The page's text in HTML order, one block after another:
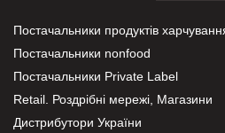
Постачальники продуктів
Постачальники nonfood
Постачальники Private Label
Retail. Роздрібні мережі, Магазини
Дистрибутори України